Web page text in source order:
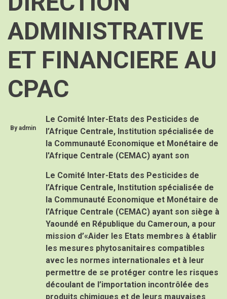
ADMINISTRATIVE
ET FINANCIERE AU
CPAC
Byadmin
Le Comité Inter-Etats des Pesticides de
l’Afrique Centrale, Institution spécialisée de
la Communauté Economique et Monétaire de
l'Afrique Centrale (CEMAC) ayant son
Le Comité Inter-Etats des Pesticides de
l’Afrique Centrale, Institution spécialisée de
la Communauté Economique et Monétaire de
l'Afrique Centrale (CEMAC) ayant son siège à
Yaoundé en République du Cameroun, a pour
mission d’«Aider les Etats membres à établir
les mesures phytosanitaires compatibles
avec les normes internationales et à leur
permettre de se protéger contre les risques
découlant de l’importation incontrôlée des
produits chimiques et de leurs mauvaises